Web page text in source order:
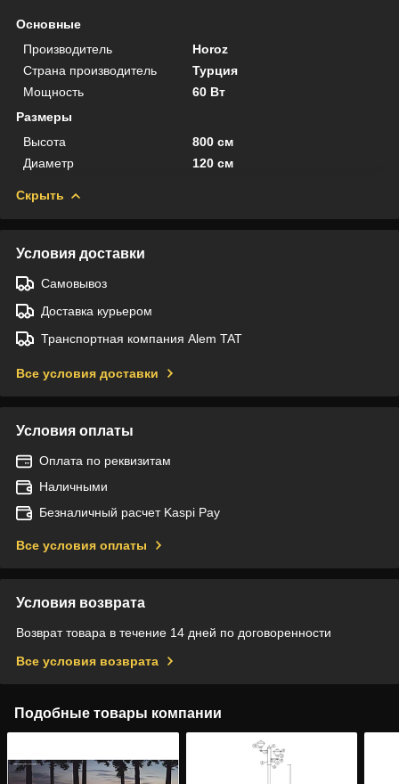
Основные
Производитель
Horoz
Страна производитель
Турция
Мощность
60 Вт
Размеры
Высота
800 см
Диаметр
120 см
Скрыть
Условия доставки
Самовывоз
Доставка курьером
Транспортная компания Alem TAT
Все условия доставки
Условия оплаты
Оплата по реквизитам
Наличными
Безналичный расчет Kaspi Pay
Все условия оплаты
Условия возврата
Возврат товара в течение 14 дней по договоренности
Все условия возврата
Подобные товары компании